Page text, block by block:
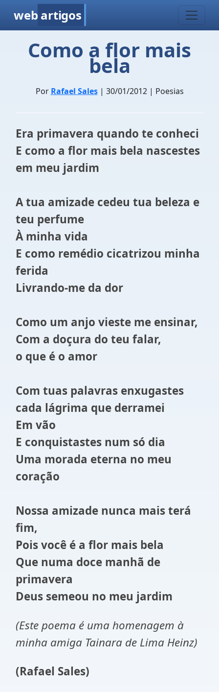
web artigos
Como a flor mais
bela
Por Rafael Sales| 30/01/2012 | Poesias
Era primavera quando te conheci
E como a flor mais bela nascestes
em meu jardim
A tua amizade cedeu tua beleza e
teu perfume
À minha vida
E como remédio cicatrizou minha
ferida
Livrando-me da dor
Como um anjo vieste me ensinar,
Com a doçura do teu falar,
o que é o amor
Com tuas palavras enxugastes
cada lágrima que derramei
Em vão
E conquistastes num só dia
Uma morada eterna no meu
coração
Nossa amizade nunca mais terá
fim,
Pois você é a flor mais bela
Que numa doce manhã de
primavera
Deus semeou no meu jardim
(Este poema é uma homenagem à
minha amiga Tainara de Lima Heinz)
(Rafael Sales)